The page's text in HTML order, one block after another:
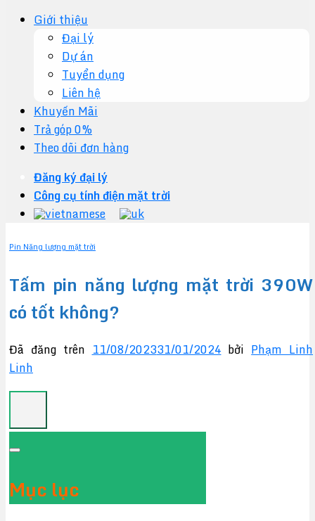
Giới thiệu
Đại lý
Dự án
Tuyển dụng
Liên hệ
Khuyến Mãi
Trả góp 0%
Theo dõi đơn hàng
Đăng ký đại lý
Công cụ tính điện mặt trời
Pin Năng lượng mặt trời
Tấm pin năng lượng mặt trời 390W
có tốt không?
Đã đăng trên 11/08/202331/01/2024 bởi Phạm Linh
Linh
Mục lục